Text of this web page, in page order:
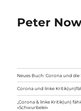
Peter
Neues Buch: Corona und
Corona und linke
„Corona & linke Kritik(un)
»Schwurbelei«